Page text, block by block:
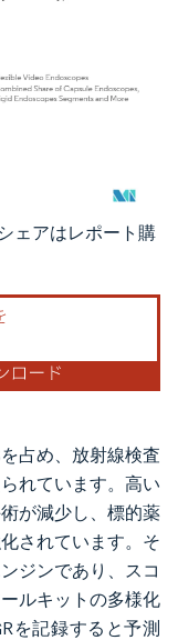
表示が必要です。
ェアはレポート購
占め、放射線検査
れています。高い
が減少し、標的薬
されています。そ
ジンであり、スコ
ルキットの多様化
を記録すると予測